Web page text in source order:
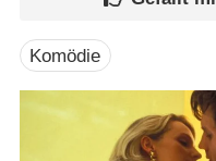
Komödie